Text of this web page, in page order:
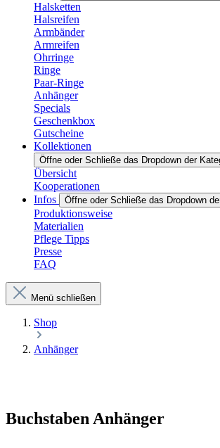
Halsketten
Halsreifen
Armbänder
Armreifen
Ohrringe
Ringe
Paar-Ringe
Anhänger
Specials
Geschenkbox
Gutscheine
Kollektionen
Öffne oder Schließe das Dropdown der
Übersicht
Kooperationen
Infos
Öffne oder Schließe das Dropdown
Produktionsweise
Materialien
Pflege Tipps
Presse
FAQ
Menü schließen
Shop
Anhänger
Buchstaben Anhänger